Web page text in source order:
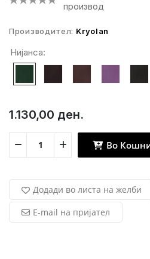
производ
Производител: Kryolan
Нијанса:
1.130,00 ден.
Во
Додади во листа на желби
E-mail на пријател